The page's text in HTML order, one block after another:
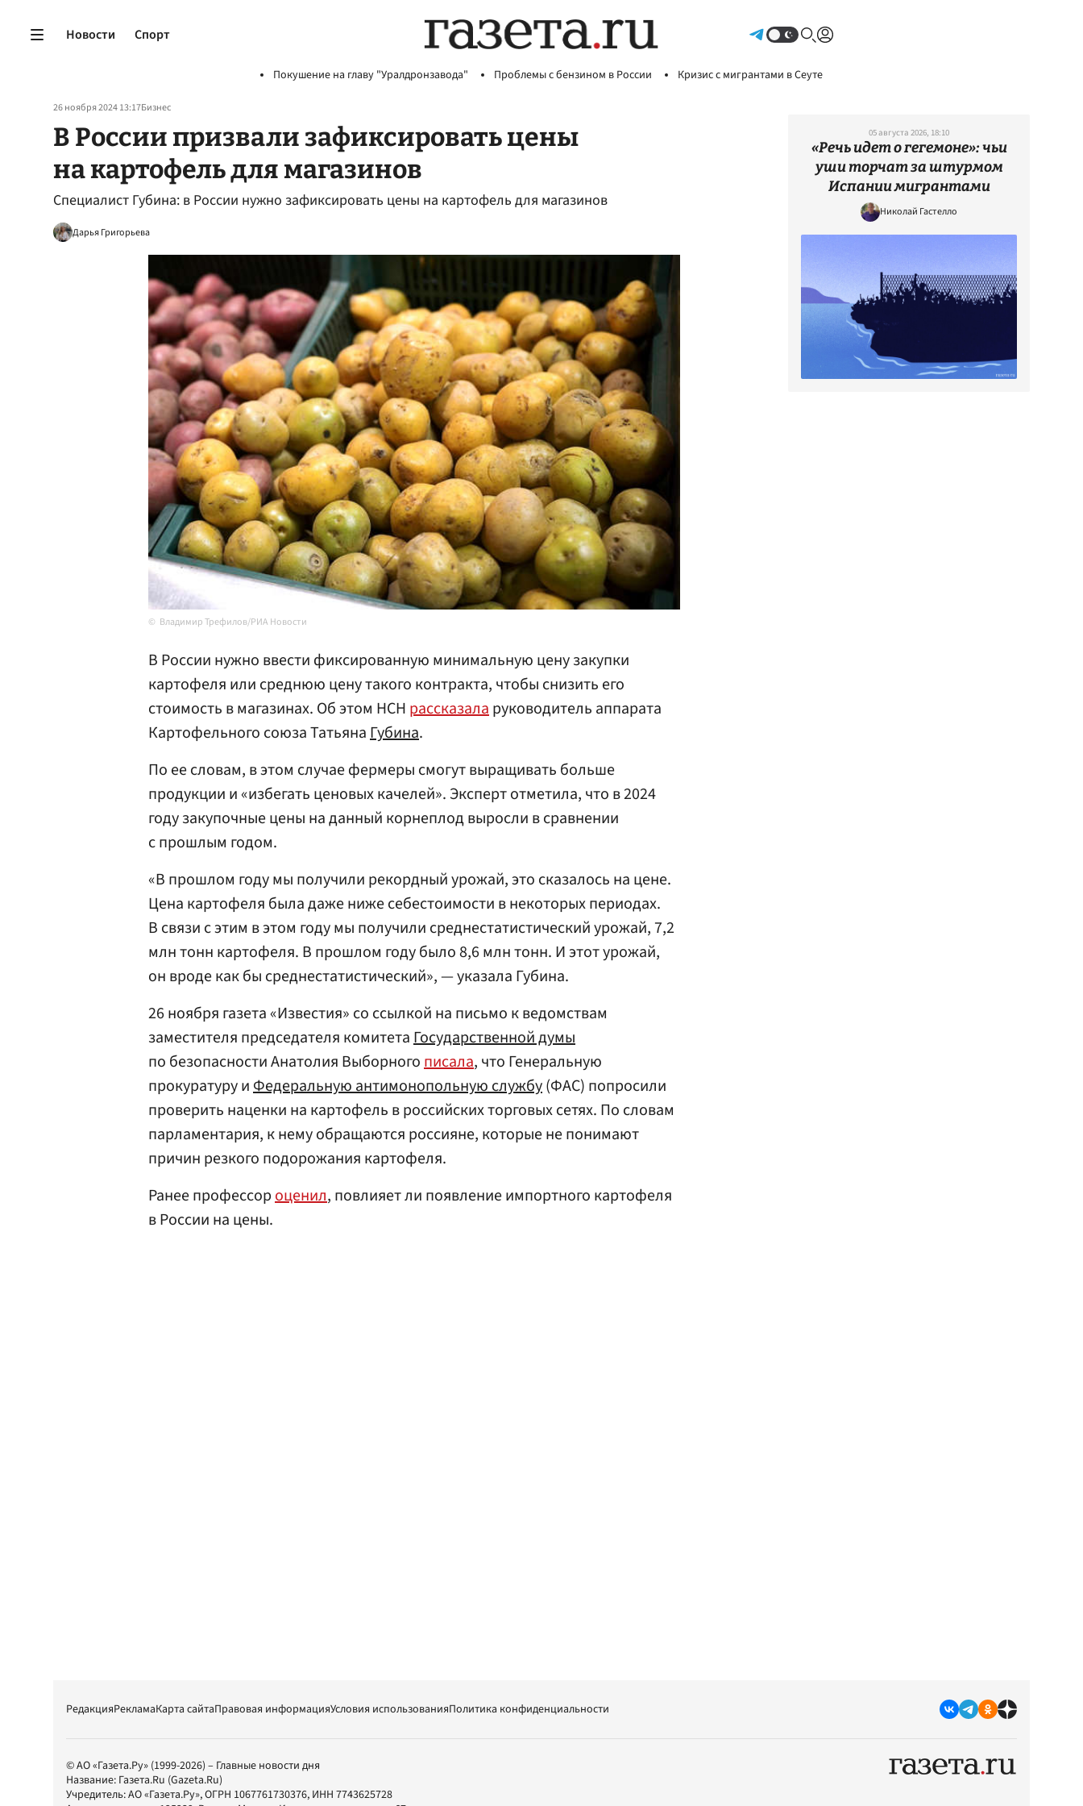
Новости Спорт
Покушение на главу "Уралдронзавода" Проблемы с бензином в России Кризис с мигрантами в Сеуте
26 ноября 2024 13:17Бизнес
В России призвали зафиксировать цены
на картофель для магазинов
Специалист Губина: в России нужно зафиксировать цены на картофель для магазинов
Дарья Григорьева
Владимир Трефилов/РИА Новости
В России нужно ввести фиксированную минимальную цену закупки
картофеля или среднюю цену такого контракта, чтобы снизить его
стоимость в магазинах. Об этом НСН рассказаларуководитель аппарата
Картофельного союза ТатьянаГубина.
По ее словам, в этом случае фермеры смогут выращивать больше
продукции и «избегать ценовых качелей». Эксперт отметила, что в 2024
году закупочные цены на данный корнеплод выросли в сравнении
с прошлым годом.
«В прошлом году мы получили рекордный урожай, это сказалось на цене.
Цена картофеля была даже ниже себестоимости в некоторых периодах.
В связи с этим в этом году мы получили среднестатистический урожай, 7,2
млн тонн картофеля. В прошлом году было 8,6 млн тонн. И этот урожай,
он вроде как бы среднестатистический», — указала Губина.
26 ноября газета «Известия» со ссылкой на письмо к ведомствам
заместителя председателя комитетаГосударственной думы
по безопасности Анатолия Выборногописала, что Генеральную
прокуратуру иФедеральную антимонопольную службу(ФАС) попросили
проверить наценки на картофель в российских торговых сетях. По словам
парламентария, к нему обращаются россияне, которые не понимают
причин резкого подорожания картофеля.
Ранее профессороценил, повлияет ли появление импортного картофеля
в России на цены.
05 августа 2026, 18:10
«Речь идет о гегемоне»: чьи
уши торчат за штурмом
Испании мигрантами
Николай Гастелло
РедакцияРекламаКарта сайтаПравовая информацияУсловия использованияПолитика конфиденциальности
© АО «Газета.Ру» (1999-2026) – Главные новости дня
Название: Газета.Ru (Gazeta.Ru)
Учредитель:АО «Газета.Ру», ОГРН 1067761730376, ИНН 7743625728